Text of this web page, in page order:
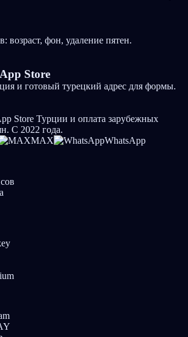
возраст, фон, удаление пятен.
Store
и готовый турецкий адрес для формы.
Store Турции и оплата зарубежных
С 2022 года.
MAX WhatsApp